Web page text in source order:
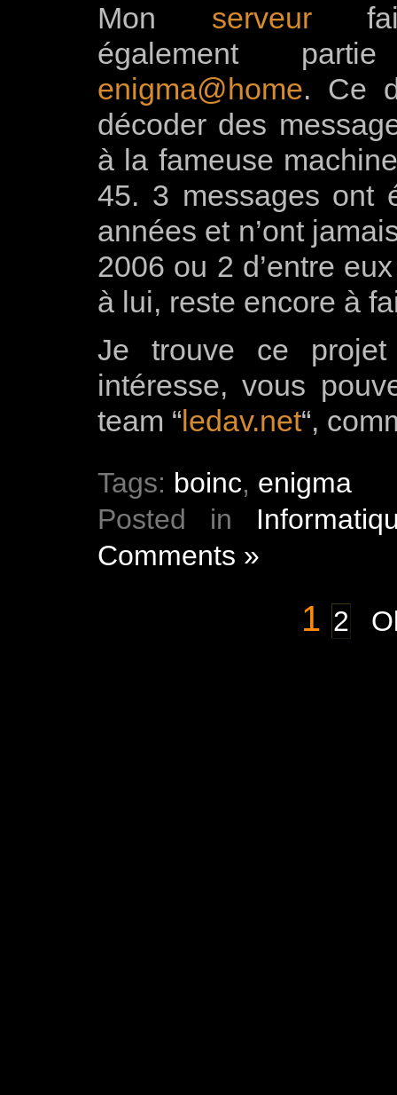
Mon serveurfait
également
enigma@home. Ce
décoder des
à la fameuse
45. 3 messages ont
années et n’ont
2006 ou 2 d’entre
à lui, reste encore à
Je trouve ce
intéresse, vous
team “ledav.net“,
Tags: boinc, enigma
Posted in
Comments »
1 2